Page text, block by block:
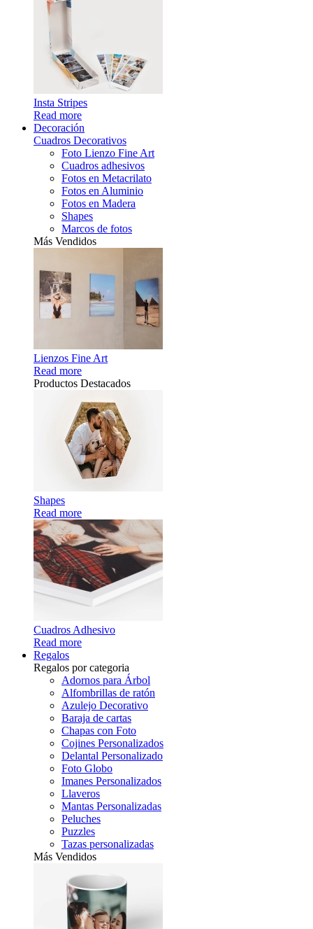
Insta Stripes
Read more
Decoración
Cuadros Decorativos
Foto Lienzo Fine Art
Cuadros adhesivos
Fotos en Metacrilato
Fotos en Aluminio
Fotos en Madera
Shapes
Marcos de fotos
Más Vendidos
Lienzos Fine Art
Read more
Productos Destacados
Shapes
Read more
Cuadros Adhesivo
Read more
Regalos
Regalos por categoria
Adornos para Árbol
Alfombrillas de ratón
Azulejo Decorativo
Baraja de cartas
Chapas con Foto
Cojines Personalizados
Delantal Personalizado
Foto Globo
Imanes Personalizados
Llaveros
Mantas Personalizadas
Peluches
Puzzles
Tazas personalizadas
Más Vendidos